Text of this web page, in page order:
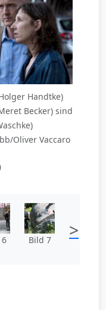
Handtke)
Becker) sind
Oliver Vaccaro
Bild 7 >